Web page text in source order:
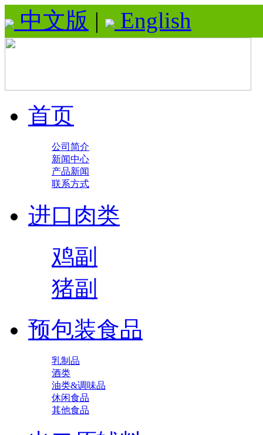
中文版 | English
首页
公司简介
新闻中心
产品新闻
联系方式
进口肉类
鸡副
猪副
预包装食品
乳制品
酒类
油类&调味品
休闲食品
其他食品